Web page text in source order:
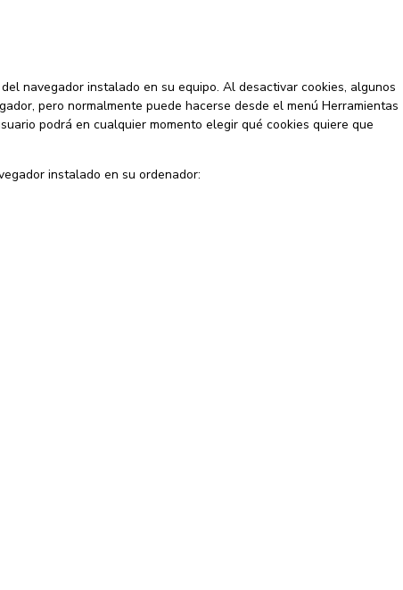
navegador instalado en su equipo. Al desactivar cookies, algunos
pero normalmente puede hacerse desde el menú Herramientas
podrá en cualquier momento elegir qué cookies quiere que
instalado en su ordenador: